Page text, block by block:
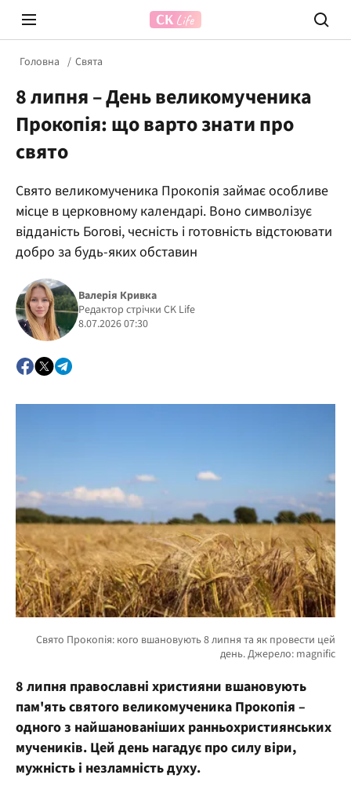
Prosecco Time
Головна Свята
8 липня – День великомученика
Прокопія: що варто знати про
свято
Свято великомученика Прокопія займає особливе
місце в церковному календарі. Воно символізує
відданість Богові, чесність і готовність відстоювати
добро за будь-яких обставин
Валерія Кривка
Редактор стрічки CK Life
8.07.2026 07:30
8 липня православні християни вшановують
пам'ять святого великомученика Прокопія –
одного з найшанованіших ранньохристиянських
мучеників. Цей день нагадує про силу віри,
мужність і незламність духу.